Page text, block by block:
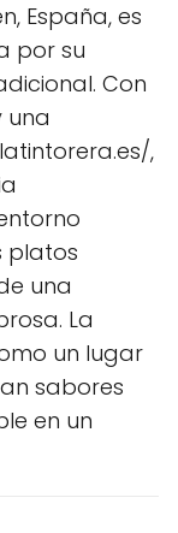
España, es
por su
Con
una
,
platos
una
La
un lugar
sabores
en un